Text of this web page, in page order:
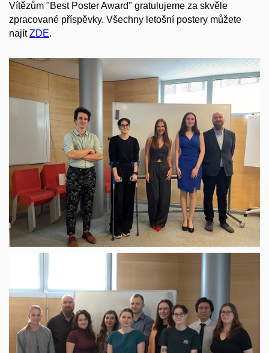
Vítězům "Best Poster Award" gratulujeme za skvěle
zpracované příspěvky. Všechny letošní postery můžete
najítZDE.